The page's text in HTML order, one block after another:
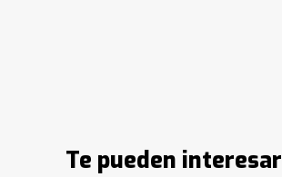
Te pueden interesar